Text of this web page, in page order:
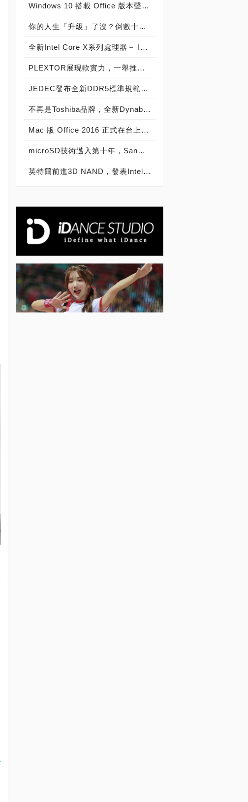
Windows 10 搭載 Office 版本聲明稿 Office Mobile 、 Office 2016 與 Office 365 版本差異說明
你的人生「升級」了沒？倒數十天！Windows 10開闊你的無限視野
全新Intel Core X系列處理器－ Intel Core i9 極致版處理器 重裝上陣
PLEXTOR展現軟實力，一舉推出三大獨家軟體
JEDEC發布全新DDR5標準規範，從DDR5-4800起跳! 將加速導入下世代高效能電腦系統
不再是Toshiba品牌，全新Dynabook 2019 新品發布，透過運算與服務改變世界
Mac 版 Office 2016 正式在台上市！
microSD技術邁入第十年，SanDisk microSD記憶卡出貨量突破20億片
英特爾前進3D NAND，發表Intel SSD 600p、6000p、E 5420s、E 6000p、DC P3520、DC S3520固態硬碟！